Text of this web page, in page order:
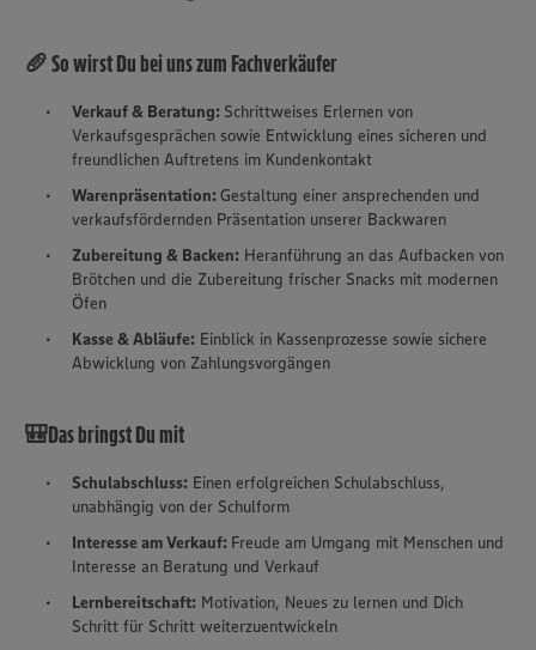
🥖 So wirst Du bei uns zum Fachverkäufer
Verkauf & Beratung: Schrittweises Erlernen von
Verkaufsgesprächen sowie Entwicklung eines sicheren und
freundlichen Auftretens im Kundenkontakt
Warenpräsentation:Gestaltung einer ansprechenden und
verkaufsfördernden Präsentation unserer Backwaren
Zubereitung & Backen: Heranführung an das Aufbacken von
Brötchen und die Zubereitung frischer Snacks mit modernen
Öfen
Kasse & Abläufe: Einblick in Kassenprozesse sowie sichere
Abwicklung von Zahlungsvorgängen
🎒Das bringst Du mit
Schulabschluss: Einen erfolgreichen Schulabschluss,
unabhängig von der Schulform
Interesse am Verkauf: Freude am Umgang mit Menschen und
Interesse an Beratung und Verkauf
Lernbereitschaft: Motivation, Neues zu lernen und Dich
Schritt für Schritt weiterzuentwickeln